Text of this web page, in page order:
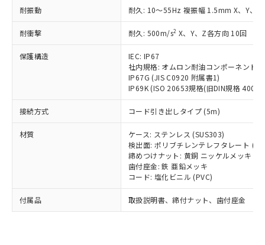
耐振動 耐久: 10～55Hz 複振幅 1.5mm X、Y、Z
耐衝撃 耐久: 500m/s2 X、Y、Z各方向 10回
保護構造
IEC: IP67
社内規格: オムロン耐油コンポーネント
IP67G (JIS C0920 附属書1)
IP69K (ISO 20653規格(旧DIN規格
接続方式 コード引き出しタイプ (5m)
材質
ケース: ステンレス (SUS303)
検出面: ポリブチレンテレフタレート
締めつけナット: 黄銅 ニッケルメッキ
歯付座金: 鉄 亜鉛メッキ
コード: 塩化ビニル (PVC)
付属品 取扱説明書、締付ナット、歯付座金
タに基づき作成されるものであり、閲
覧された時点での実際の在庫および標
準価格とは異なる場合があることをご
了承ください。
正式な納期状況および標準価格はお客
様のお取引先、またはお客様担当のオ
ムロン制御機器販売店・当社販売員に
ご相談ください。
オムロン制御機器販売店や当社販売拠
販売ネットワーク
」をご確認
在庫状況および標準価格結果を当社の
事前の承諾なく第三者に漏洩または開
示しないようお願いします。
マイパーツ機能（部品リスト作成サー
ビス）をご利用いただくには、I-Web
メンバーズにご登録されている必要が
*EU RoHS指令（10物質）：
鉛(Pb) 1000ppm以下、 水銀(Hg) 1000ppm以下、 カド
ミウム(Cd) 100ppm以下、
六価クロム(Cr(Ⅵ)) 1000ppm以下、ポリ臭化ビフェニル
ル) (DEHP)(別名：DOP) 1000ppm以下、フタル酸ブチ
ルベンジル（BBP） 1000ppm以下、フタル酸ジブチル
（DBP） 1000ppm以下、フタル酸ジイソブチル
但し、RoHS指令で産業用監視および制御機器に対する
フタル酸エステル類の４物質については閾値を超える意
図的な使用がないことを確認しています。
部品在庫の切り替え状況などにより、予定
月が前後することがあります。
*中国RoHS10物質の基準値 (GB/T26572)：
Pb(鉛) :1000ppm、 Hg(水銀) : 1000ppm、 Cd(カドミウ
Cr(Ⅵ)(六価クロム) : 1000ppm、 PBBs(ポリ臭化ビフェ
ニル類) : 1000ppm、 PBDEs(ポリ臭化ジフェニルエーテ
ル類) : 1000ppm、
DBP(フタル酸ジブチル) : 1000ppm、 DIBP(フタル酸ジ
イソブチル) : 1000ppm、 BBP(フタル酸ブチルベンジ
DEHP(フタル酸ビス(2-エチルヘキシル)) : 1000ppm
※2 環境保護使用期限
「ｅ」：有害物質（10物質）のすべてが基
準値以下であることを示します。
「10」：通常の使用状況下において有害物
質が外部に漏えいし、環境に深刻な影響を
及ぼさない年数を意味します。
または国外への提供する場合は、日本
国政府の輸出許可(または役務取引許
可)を取得するなどの必要な手続きを
当社は規制貨物を破棄する場合は、完
全に破砕するなど、違法に輸出されな
いよう必要な手段を講じます。
当社は貴社製品を、核兵器、ミサイ
ル、化学兵器、生物兵器またはその他
武器並びにこれらの製造装置等に一切
使用いたしません。
当社は、貴社製品を第三者に販売する
場合は、上記1、2および3の内容を当
該第三者に通知します。また当社は、
販売先および販売に係わる関係者が違
法に輸出するおそれがある場合は、取
り引きをいたしません。
一定数以上の在庫あり
一定数には満たないが在庫あり
在庫なし(最新の在庫状況につ
いては、お客様のお取引先、ま
たはお客様担当のオムロン制御
機器販売店・当社販売員にご確
認ください)
受注生産機種、また在庫状況の
情報を公開していない機種